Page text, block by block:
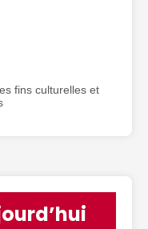
fins culturelles et